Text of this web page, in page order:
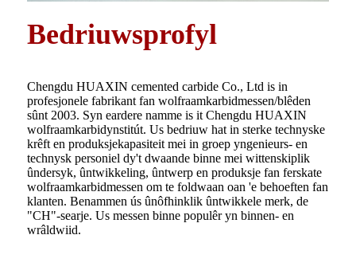
Bedriuwsprofyl
Chengdu HUAXIN cemented carbide Co., Ltd is in
profesjonele fabrikant fan wolfraamkarbidmessen/blêden
sûnt 2003. Syn eardere namme is it Chengdu HUAXIN
wolfraamkarbidynstitút. Us bedriuw hat in sterke technyske
krêft en produksjekapasiteit mei in groep yngenieurs- en
technysk personiel dy't dwaande binne mei wittenskiplik
ûndersyk, ûntwikkeling, ûntwerp en produksje fan ferskate
wolfraamkarbidmessen om te foldwaan oan 'e behoeften fan
klanten. Benammen ús ûnôfhinklik ûntwikkele merk, de
"CH"-searje. Us messen binne populêr yn binnen- en
wrâldwiid.